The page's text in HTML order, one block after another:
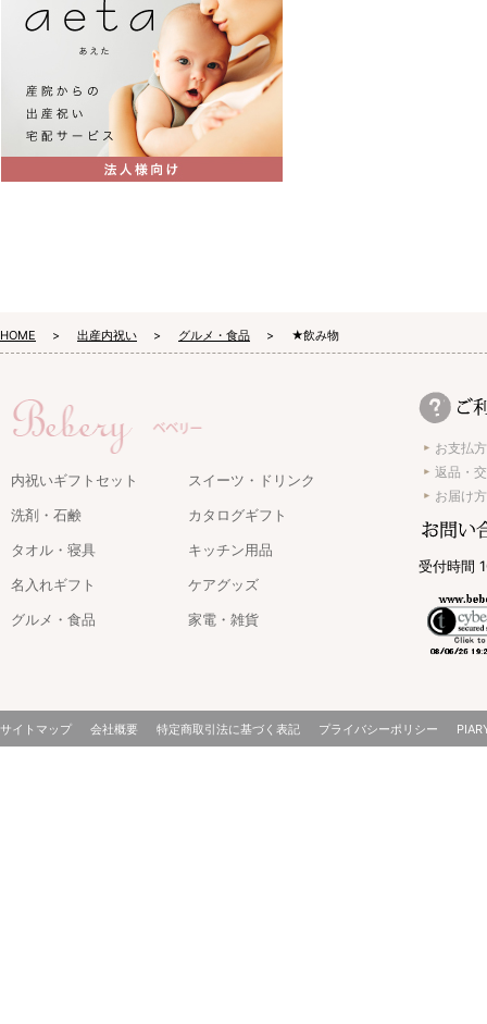
HOME 出産内祝い グルメ・食品 ★飲み物
内祝いギフトセット
スイーツ・ドリンク
洗剤・石鹸
カタログギフト
タオル・寝具
キッチン用品
名入れギフト
ケアグッズ
グルメ・食品
家電・雑貨
お支払
返品・
お届け
受付時間
サイトマップ 会社概要 特定商取引法に基づく表記 プライバシーポリシー